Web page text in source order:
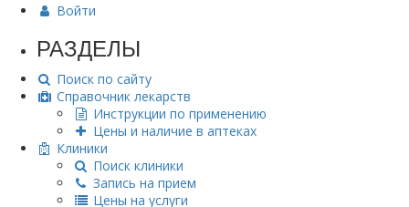
Войти
РАЗДЕЛЫ
Поиск по сайту
Справочник лекарств
Инструкции по применению
Цены и наличие в аптеках
Клиники
Поиск клиники
Запись на прием
Цены на услуги